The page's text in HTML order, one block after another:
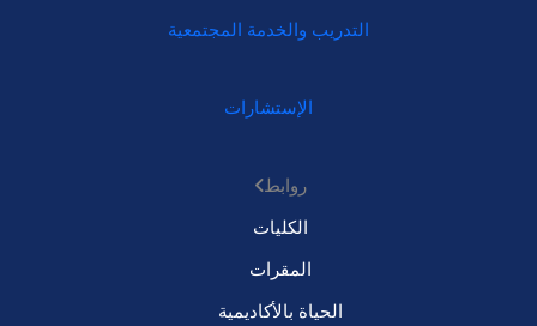
التدريب والخدمة المجتمعية
الإستشارات
روابط
الكليات
المقرات
الحياة بالأكاديمية